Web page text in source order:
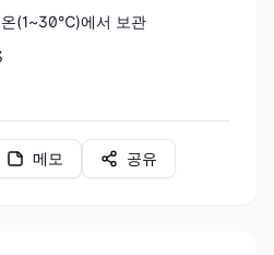
온(1~30℃)에서 보관
메모 공유